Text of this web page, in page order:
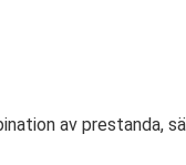
av prestanda,